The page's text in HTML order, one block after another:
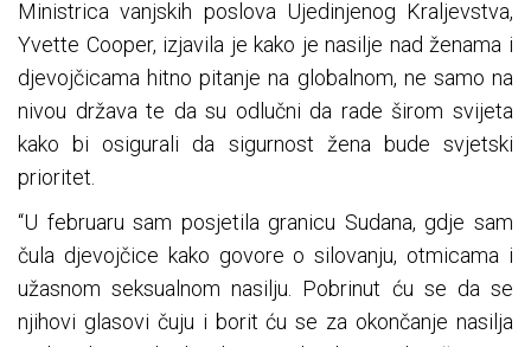
Ministrica vanjskih poslova Ujedinjenog Kraljevstva,
Yvette Cooper, izjavila je kako je nasilje nad ženama i
djevojčicama hitno pitanje na globalnom, ne samo na
nivou država te da su odlučni da rade širom svijeta
kako bi osigurali da sigurnost žena bude svjetski
prioritet.
“U februaru sam posjetila granicu Sudana, gdje sam
čula djevojčice kako govore o silovanju, otmicama i
užasnom seksualnom nasilju. Pobrinut ću se da se
njihovi glasovi čuju i borit ću se za okončanje nasilja